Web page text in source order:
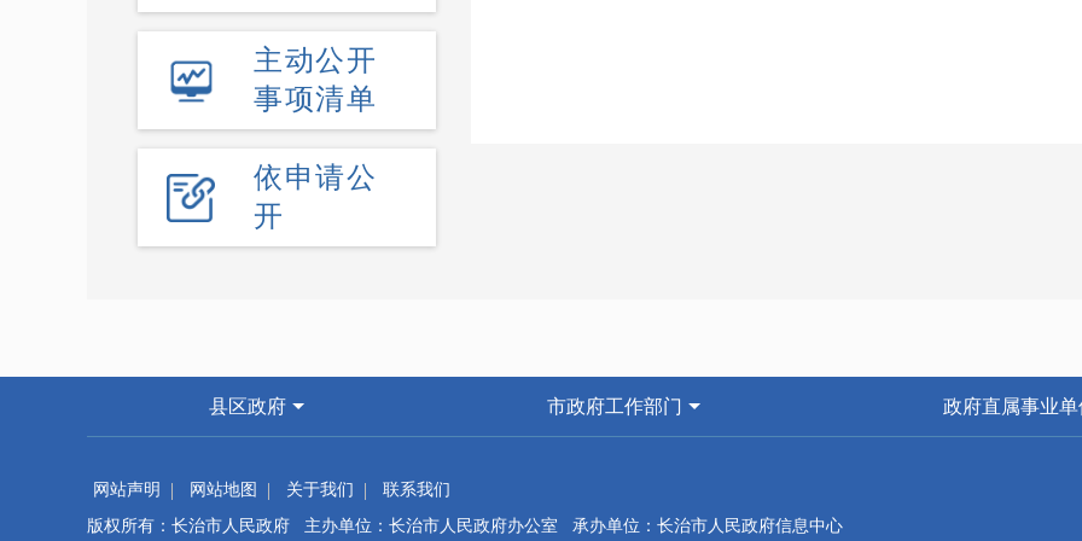
主动公开
事项清单
依申请公
开
县区政府 市政府工作部门 政府直属事业单
网站声明 网站地图 关于我们
联系我们
版权所有：长治市人民政府 主办单位：长治市人民政府办公室 承办单位：长治市人民政府信息中心